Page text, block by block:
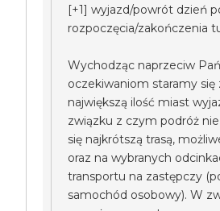
[+1] wyjazd/powrót dzień
rozpoczęcia/zakończenia
Wychodząc naprzeciw
oczekiwaniom staramy się
największą ilość miast
związku z czym podróż
się najkrótszą trasą,
oraz na wybranych
transportu na zastępczy
samochód osobowy). W